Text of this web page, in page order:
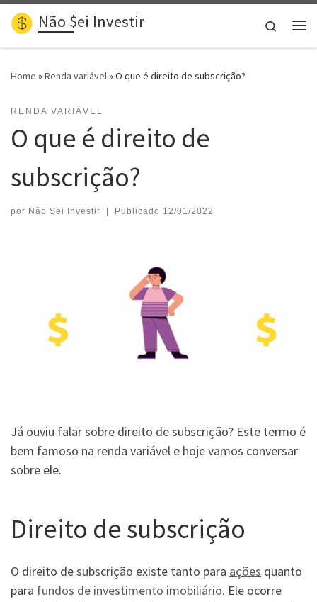
Skip to content
Não $ei Investir
Search
Home »Renda variável»O que é direito de subscrição?
RENDA VARIÁVEL
O que é direito de
subscrição?
por Não Sei Investir | Publicado 12/01/2022
Já ouviu falar sobre direito de subscrição? Este termo é
bem famoso na renda variável e hoje vamos conversar
sobre ele.
Direito de subscrição
O direito de subscrição existe tanto para ações quanto
para fundos de investimento imobiliário. Ele ocorre